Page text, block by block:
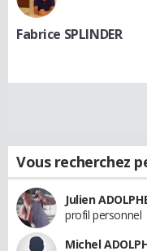
Fabrice SPLINDER
Vous recherchez
Julien
profil personnel
Michel